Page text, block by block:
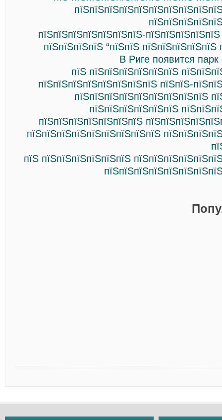
пїЅпїЅпїЅпїЅпїЅпїЅпїЅ-
пїЅпїЅпїЅпїЅ “пїЅпїЅ пїЅпїЅпїЅпїЅпїЅ
В Риге появится парк
пїЅ пїЅпїЅпїЅпїЅпїЅпїЅ
пїЅпїЅпїЅпїЅпїЅпїЅпїЅпїЅ пїЅпїЅ-
пїЅпїЅпїЅпїЅпїЅпїЅпїЅпїЅпїЅ
пїЅпїЅпїЅпїЅпїЅпїЅ
пїЅпїЅпїЅпїЅпїЅпїЅпїЅ
пїЅпїЅпїЅпїЅпїЅпїЅпїЅпїЅпїЅ
пїЅ пїЅпїЅпїЅпїЅпїЅпїЅ